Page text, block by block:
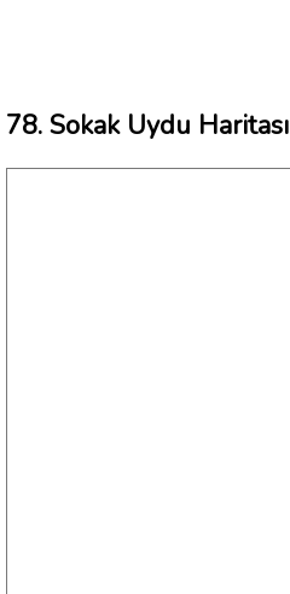
78. Sokak Uydu Haritası